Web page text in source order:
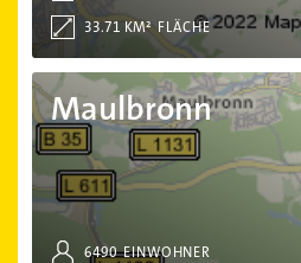
FLÄCHE
33.71 KM²
Maulbronn
EINWOHNER
6490
Maulbronn